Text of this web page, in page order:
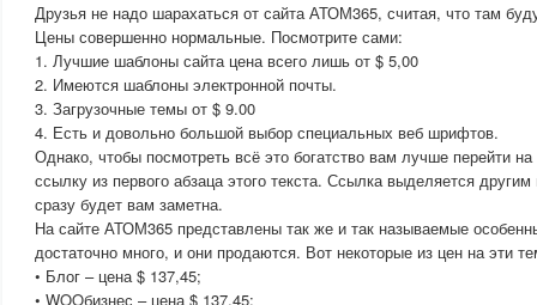
Друзья не надо шарахаться от сайта АТОМ365, считая, что там
Цены совершенно нормальные. Посмотрите сами:
1. Лучшие шаблоны сайта цена всего лишь от $ 5,00
2. Имеются шаблоны электронной почты.
3. Загрузочные темы от $ 9.00
4. Есть и довольно большой выбор специальных веб шрифтов.
Однако, чтобы посмотреть всё это богатство вам лучше перейти
ссылку из первого абзаца этого текста. Ссылка выделяется
сразу будет вам заметна.
На сайте АТОМ365 представлены так же и так называемые
достаточно много, и они продаются. Вот некоторые из цен на эти
• Блог – цена $ 137,45;
• WOOбизнес – цена $ 137,45;